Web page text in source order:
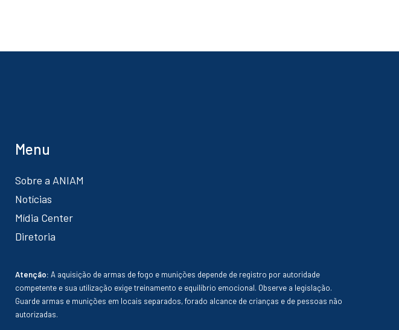
Menu
Sobre a ANIAM
Notícias
Mídia Center
Diretoria
Atenção: A aquisição de armas de fogo e munições depende de registro por autoridade
competente e sua utilização exige treinamento e equilíbrio emocional. Observe a legislação.
Guarde armas e munições em locais separados, forado alcance de crianças e de pessoas não
autorizadas.